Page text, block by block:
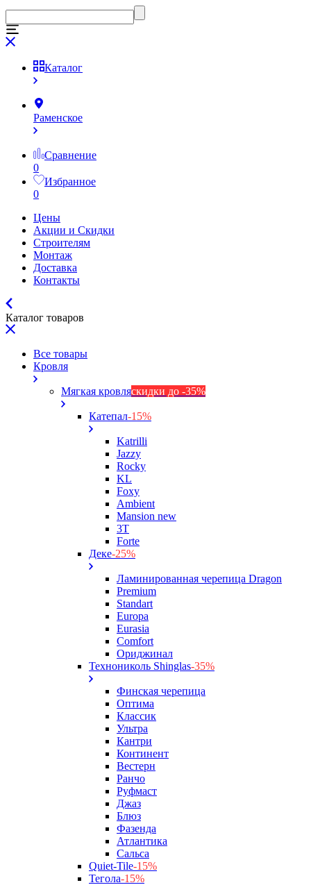
Каталог
Раменское
Сравнение
0
Избранное
0
Цены
Акции и Скидки
Строителям
Монтаж
Доставка
Контакты
Каталог товаров
Все товары
Кровля
Мягкая кровляскидки до -35%
Катепал-15%
Katrilli
Jazzy
Rocky
KL
Foxy
Ambient
Mansion new
3Т
Forte
Деке-25%
Ламинированная черепица Dragon
Premium
Standart
Europa
Eurasia
Comfort
Ориджинал
Технониколь Shinglas-35%
Финская черепица
Оптима
Классик
Ультра
Кантри
Континент
Вестерн
Ранчо
Руфмаст
Джаз
Блюз
Фазенда
Атлантика
Сальса
Quiet-Tile-15%
Тегола-15%